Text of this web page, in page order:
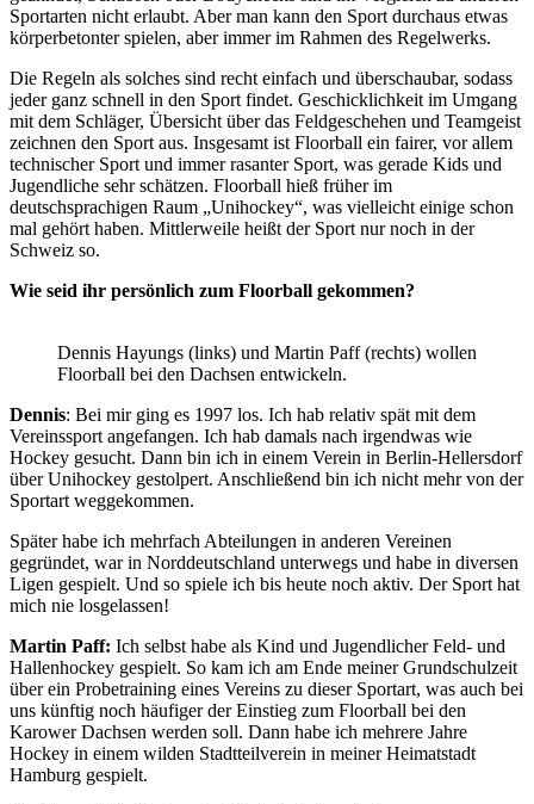
Sportarten nicht erlaubt. Aber man kann den Sport durchaus etwas
körperbetonter spielen, aber immer im Rahmen des Regelwerks.
Die Regeln als solches sind recht einfach und überschaubar, sodass
jeder ganz schnell in den Sport findet. Geschicklichkeit im Umgang
mit dem Schläger, Übersicht über das Feldgeschehen und Teamgeist
zeichnen den Sport aus. Insgesamt ist Floorball ein fairer, vor allem
technischer Sport und immer rasanter Sport, was gerade Kids und
Jugendliche sehr schätzen. Floorball hieß früher im
deutschsprachigen Raum „Unihockey“, was vielleicht einige schon
mal gehört haben. Mittlerweile heißt der Sport nur noch in der
Schweiz so.
Wie seid ihr persönlich zum Floorball gekommen?
Dennis Hayungs (links) und Martin Paff (rechts) wollen
Floorball bei den Dachsen entwickeln.
Dennis: Bei mir ging es 1997 los. Ich hab relativ spät mit dem
Vereinssport angefangen. Ich hab damals nach irgendwas wie
Hockey gesucht. Dann bin ich in einem Verein in Berlin-Hellersdorf
über Unihockey gestolpert. Anschließend bin ich nicht mehr von der
Sportart weggekommen.
Später habe ich mehrfach Abteilungen in anderen Vereinen
gegründet, war in Norddeutschland unterwegs und habe in diversen
Ligen gespielt. Und so spiele ich bis heute noch aktiv. Der Sport hat
mich nie losgelassen!
Martin Paff: Ich selbst habe als Kind und Jugendlicher Feld- und
Hallenhockey gespielt. So kam ich am Ende meiner Grundschulzeit
über ein Probetraining eines Vereins zu dieser Sportart, was auch bei
uns künftig noch häufiger der Einstieg zum Floorball bei den
Karower Dachsen werden soll. Dann habe ich mehrere Jahre
Hockey in einem wilden Stadtteilverein in meiner Heimatstadt
Hamburg gespielt.